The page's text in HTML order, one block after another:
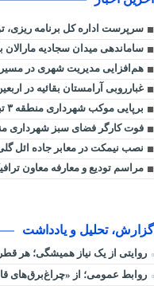
سرپرست اداره کل برنامه
ساماندهی میدان سجادیه
هم‌افزایی مدیریت شهری در مسیر
غبارروبی آرامستان بقائیه در
برپایی موکب شهرداری منطقه ۳ تبریز برای جاماندگان اربعین در میدان امام حسین (ع) لاله
فوت کارگر فضای سبز شهرداری منطقه ۶
نصب نیمکت در معابر جاده ائل
مراسم تودیع و معارفه معاون
گزارش، تحلیل و یادداشت
روایتی از یک نیاز همیشگی؛ هر
روابط عمومی؛ از «چراغ‌برق‌های